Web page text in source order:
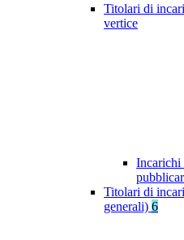
Titolari di
vertice
Incarichi
Titolari di
generali) 6